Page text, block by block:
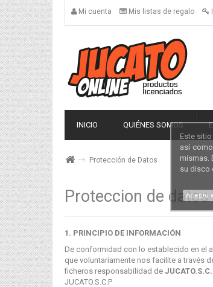
Este
así
mismas.
su disco
Acepto
Mi cuenta Mis listas de regalo
INICIO QUIÉNES SOMOS
Protección de Datos
Proteccion de datos
1. PRINCIPIO DE INFORMACIÓN
De conformidad con lo establecido en el
que voluntariamente nos facilite a través
ficheros responsabilidad de
JUCATO.S.C.P